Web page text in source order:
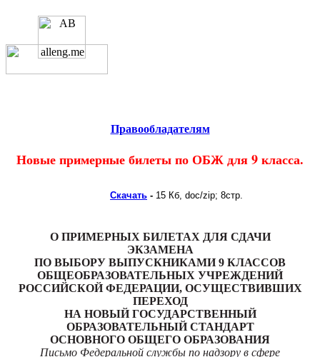
Правообладателям
Новые примерные билеты по ОБЖ для 9 класса.
Скачать - 15 Кб, doc/zip; 8стр.
О ПРИМЕРНЫХ БИЛЕТАХ ДЛЯ СДАЧИ
ЭКЗАМЕНА
ПО ВЫБОРУ ВЫПУСКНИКАМИ 9 КЛАССОВ
ОБЩЕОБРАЗОВАТЕЛЬНЫХ УЧРЕЖДЕНИЙ
РОССИЙСКОЙ ФЕДЕРАЦИИ, ОСУЩЕСТВИВШИХ
ПЕРЕХОД
НА НОВЫЙ ГОСУДАРСТВЕННЫЙ
ОБРАЗОВАТЕЛЬНЫЙ СТАНДАРТ
ОСНОВНОГО ОБЩЕГО ОБРАЗОВАНИЯ
Письмо Федеральной службы по надзору в сфере